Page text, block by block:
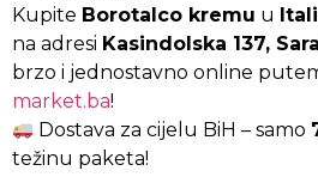
Kupite Borotalco kremu u
na adresi Kasindolska 137,
brzo i jednostavno online
market.ba!
Dostava za cijelu BiH – samo
težinu paketa!